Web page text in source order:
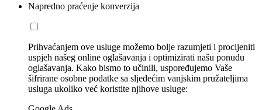
Napredno praćenje konverzija
Prihvaćanjem ove usluge možemo bolje razumjeti i procijeniti
uspjeh našeg online oglašavanja i optimizirati našu ponudu
oglašavanja. Kako bismo to učinili, uspoređujemo Vaše
šifrirane osobne podatke sa sljedećim vanjskim pružateljima
usluga ukoliko već koristite njihove usluge: